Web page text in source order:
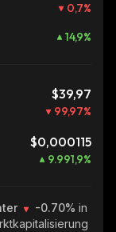
0,7%
14,9%
$39,97
99,97%
$0,000115
9.991,9%
-0.70% in